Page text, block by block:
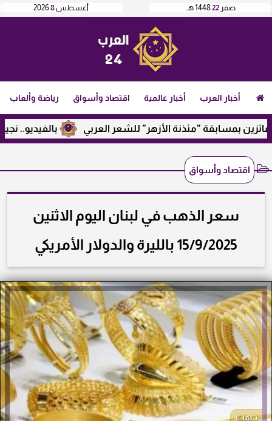
أغسطس8
2026 صفر 221448 هـ
أخبار العرب أخبار عالمية اقتصاد وأسواق رياضة وألعاب
بالفيديو.. نجيب ”مئذنة الأزهر” للشعر العربي
اقتصاد وأسواق
سعر الذهب في لبنان اليوم الاثنين
15/9/2025 بالليرة والدولار الأمريكي
ذهب